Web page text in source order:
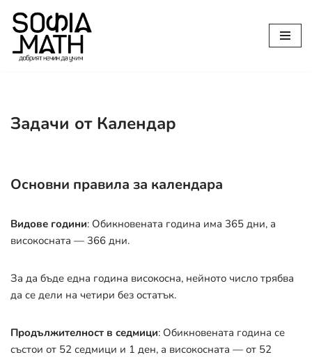
Продължете
към
Задачи от Календар
Основни правила за календара
Видове години: Обикновената година има 365 дни, а
високосната — 366 дни.
За да бъде една година високосна, нейното число трябва
да се дели на четири без остатък.
Продължителност в седмици: Обикновената година се
състои от 52 седмици и 1 ден, а високосната — от 52